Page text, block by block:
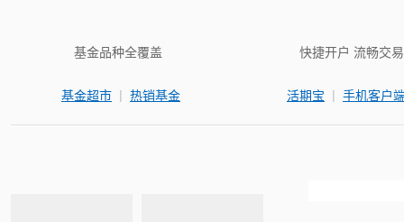
基金品种全覆盖
基金超市 | 热销基金
快捷开户 流畅交易
活期宝 | 手机客户